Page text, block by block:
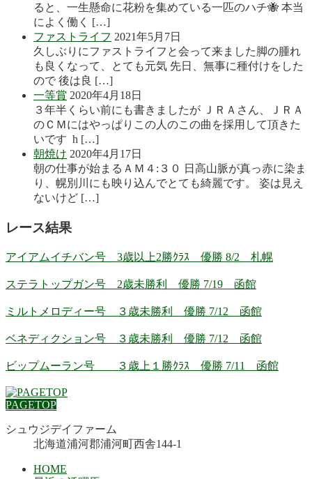
ると、一生懸命に花粉を集めている一匹のハチ🐝 本当
によく働く […]
ファストライフ 2021年5月7日
久しぶりにファストライフと会って来ました脚の腫れ
も良くなって、とても元気 先日、無事に種付けをした
ので 後は良 […]
一等賞 2020年4月18日
３年半くらい前にも書きましたが ＪＲＡさん、ＪＲＡ
のＣＭにはやっぱりこの人のこの曲を採用して頂きた
いです h […]
朝焼け 2020年4月17日
朝の仕事が始まるＡＭ４:３０ 日高山脈が真っ赤に染ま
り、幌別川にも映り込んでとても綺麗です。 姿は見え
ないけど […]
レース結果
アイアムイチバン号 3歳以上2勝ｸﾗｽ 優勝 8/2 札幌
ステラトップガン号 2歳未勝利 優勝 7/19 函館
ミルトメロディー号 ３歳未勝利 優勝 7/12 函館
ベネディクション号 ３歳未勝利 優勝 7/12 函館
ビップムーラン号 ３歳上１勝ｸﾗｽ 優勝 7/11 函館
PAGETOP
シュウジデイファーム
北海道浦河郡浦河町西舎144-1
HOME